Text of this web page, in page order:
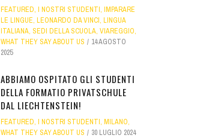
FEATURED, I NOSTRI STUDENTI, IMPARARE
LE LINGUE, LEONARDO DA VINCI, LINGUA
ITALIANA, SEDI DELLA SCUOLA, VIAREGGIO,
WHAT THEY SAY ABOUT US
14 AGOSTO
2025
ABBIAMO OSPITATO GLI STUDENTI
DELLA FORMATIO PRIVATSCHULE
DAL LIECHTENSTEIN!
FEATURED, I NOSTRI STUDENTI, MILANO,
WHAT THEY SAY ABOUT US
30 LUGLIO 2024